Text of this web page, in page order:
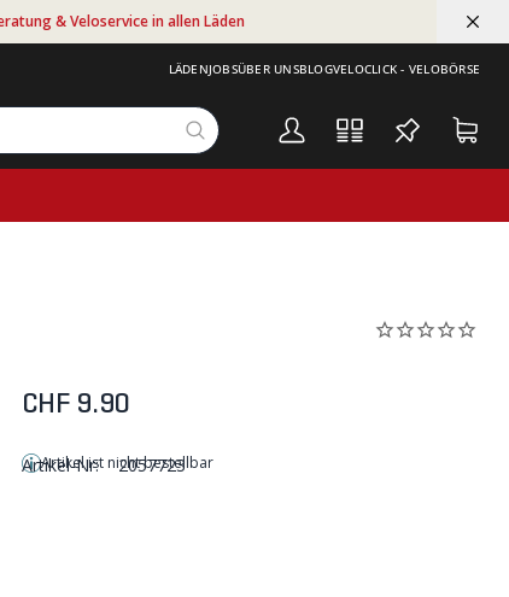
& Veloservice in allen Läden
LÄDENJOBSÜBER UNSBLOGVELOCLICK - VELOBÖRSE
CHF 9.90
Artikel ist nicht bestellbar
Artikel-Nr: 2057723